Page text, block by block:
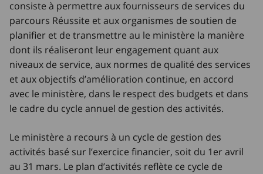
consiste à permettre aux fournisseurs de services du
parcours Réussite et aux organismes de soutien de
planifier et de transmettre au le ministère la manière
dont ils réaliseront leur engagement quant aux
niveaux de service, aux normes de qualité des services
et aux objectifs d’amélioration continue, en accord
avec le ministère, dans le respect des budgets et dans
le cadre du cycle annuel de gestion des activités.
Le ministère a recours à un cycle de gestion des
activités basé sur l’exercice financier, soit du 1er avril
au 31 mars. Le plan d’activités reflète ce cycle de